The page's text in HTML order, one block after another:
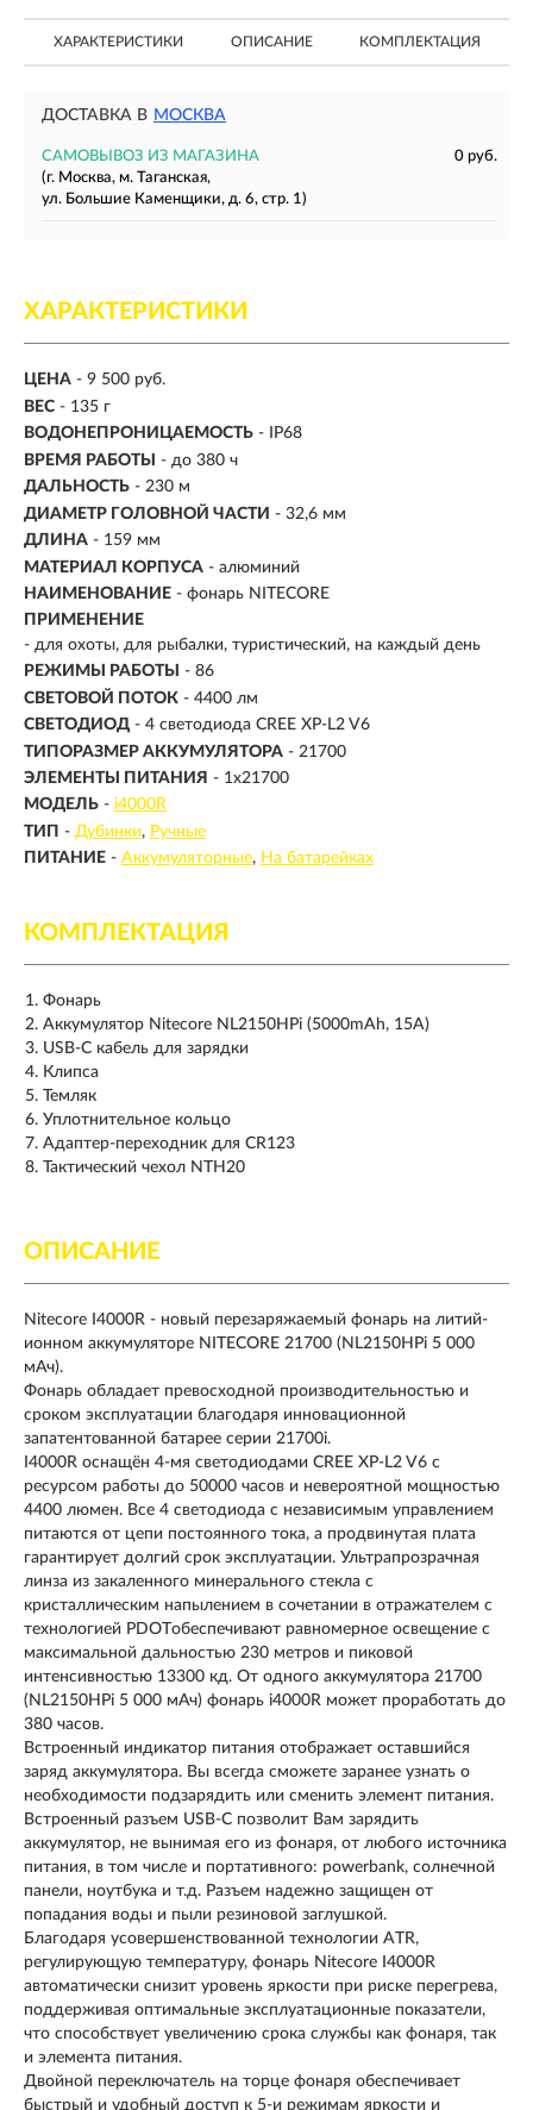
ХАРАКТЕРИСТИКИ ОПИСАНИЕ КОМПЛЕКТАЦИЯ
ДОСТАВКА В МОСКВА
САМОВЫВОЗ ИЗ МАГАЗИНА
0 руб.
(г. Москва, м. Таганская,
ул. Большие Каменщики, д. 6, стр. 1)
ХАРАКТЕРИСТИКИ
ЦЕНА - 9 500 руб.
ВЕС - 135 г
ВОДОНЕПРОНИЦАЕМОСТЬ - IP68
ВРЕМЯ РАБОТЫ
- до 380 ч
ДАЛЬНОСТЬ - 230 м
ДИАМЕТР ГОЛОВНОЙ ЧАСТИ - 32,6 мм
ДЛИНА - 159 мм
МАТЕРИАЛ КОРПУСА - алюминий
НАИМЕНОВАНИЕ - фонарь NITECORE
ПРИМЕНЕНИЕ
- для охоты, для рыбалки, туристический, на каждый день
РЕЖИМЫ РАБОТЫ
- 86
СВЕТОВОЙ ПОТОК - 4400 лм
СВЕТОДИОД - 4 светодиода CREE XP-L2 V6
ТИПОРАЗМЕР АККУМУЛЯТОРА - 21700
ЭЛЕМЕНТЫ ПИТАНИЯ - 1х21700
МОДЕЛЬ - i4000R
ТИП - Дубинки
Ручные
ПИТАНИЕ - Аккумуляторные На батарейках
КОМПЛЕКТАЦИЯ
Фонарь
Аккумулятор Nitecore NL2150HPi (5000mAh, 15A)
USB-C кабель для зарядки
Клипса
Темляк
Уплотнительное кольцо
Адаптер-переходник для CR123
Тактический чехол NTH20
ОПИСАНИЕ
Nitecore I4000R - новый перезаряжаемый фонарь на литий-
ионном аккумуляторе NITECORE 21700 (NL2150HPi 5 000
мАч).
Фонарь обладает превосходной производительностью и
сроком эксплуатации благодаря инновационной
запатентованной батарее серии 21700i.
I4000R оснащён 4-мя светодиодами CREE XP-L2 V6 с
ресурсом работы до 50000 часов и невероятной мощностью
4400 люмен. Все 4 светодиода с независимым управлением
питаются от цепи постоянного тока, а продвинутая плата
гарантирует долгий срок эксплуатации. Ультрапрозрачная
линза из закаленного минерального стекла с
кристаллическим напылением в сочетании в отражателем с
технологией PDOTобеспечивают равномерное освещение с
максимальной дальностью 230 метров и пиковой
интенсивностью 13300 кд. От одного аккумулятора 21700
(NL2150HPi 5 000 мАч) фонарь i4000R может проработать до
380 часов.
Встроенный индикатор питания отображает оставшийся
заряд аккумулятора. Вы всегда сможете заранее узнать о
необходимости подзарядить или сменить элемент питания.
Встроенный разъем USB-C позволит Вам зарядить
аккумулятор, не вынимая его из фонаря, от любого источника
питания, в том числе и портативного: powerbank, солнечной
панели, ноутбука и т.д. Разъем надежно защищен от
попадания воды и пыли резиновой заглушкой.
Благодаря усовершенствованной технологии ATR,
регулирующую температуру, фонарь Nitecore I4000R
автоматически снизит уровень яркости при риске перегрева,
поддерживая оптимальные эксплуатационные показатели,
что способствует увеличению срока службы как фонаря, так
и элемента питания.
Двойной переключатель на торце фонаря обеспечивает
быстрый и удобный доступ к 5-и режимам яркости и